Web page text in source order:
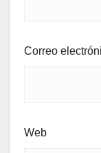
Correo
Web